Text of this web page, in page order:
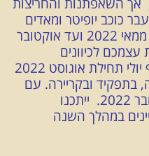
כוכב יופיטר ומאדים
לבית 9 בית הלימודים/נסיעות ממאי 2022 ועד אוקטובר
עצמכם לכיוונים
הממלאים אתכם בתשוקה. סוף יולי תחילת אוגוסט 2022
ובקריירה. עם
שיפור פיננסי בספטמבר אוקטובר 2022. ייתכנו
במהלך השנה